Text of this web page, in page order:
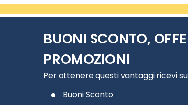
BUONI SCONTO,
PROMOZIONI
Per ottenere questi vantaggi ricevi
Buoni Sconto